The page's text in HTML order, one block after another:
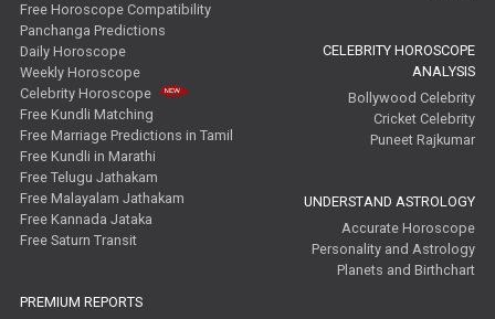
Free Horoscope Compatibility
Panchanga Predictions
Daily Horoscope
Weekly Horoscope
Celebrity Horoscope
Free Kundli Matching
Free Marriage Predictions in Tamil
Free Kundli in Marathi
Free Telugu Jathakam
Free Malayalam Jathakam
Free Kannada Jataka
Free Saturn Transit
PREMIUM REPORTS
CELEBRITY HOROSCOPE
ANALYSIS
Bollywood Celebrity
Cricket Celebrity
Puneet Rajkumar
UNDERSTAND ASTROLOGY
Accurate Horoscope
Personality and Astrology
Planets and Birthchart